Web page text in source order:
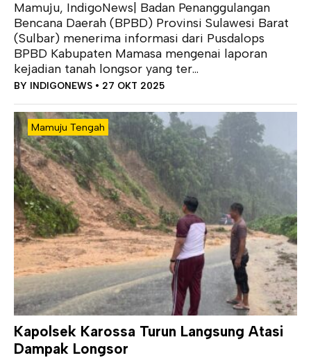
Mamuju, IndigoNews| Badan Penanggulangan
Bencana Daerah (BPBD) Provinsi Sulawesi Barat
(Sulbar) menerima informasi dari Pusdalops
BPBD Kabupaten Mamasa mengenai laporan
kejadian tanah longsor yang ter...
BY INDIGONEWS • 27 OKT 2025
Mamuju Tengah
Kapolsek Karossa Turun Langsung Atasi
Dampak Longsor